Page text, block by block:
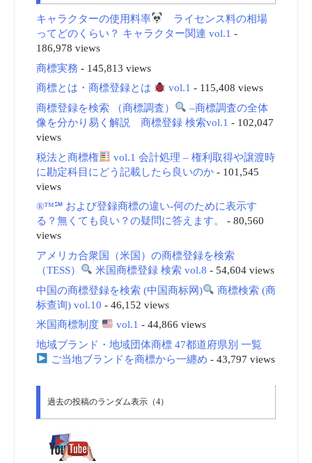
キャラクターの使用料率
ライセンス料の相場
ってどのくらい？ キャラクター関連 vol.1 -
186,978 views
商標実務 - 145,813 views
商標とは・商標登録とは
vol.1 - 115,408 views
商標登録を検索 （商標調査）
–商標調査の全体
像を分かり易く解説 商標登録 検索vol.1 - 102,047
views
税法と商標権
vol.1 会計処理 – 権利取得や譲渡時
に勘定科目にどう記載したら良いのか- 101,545
views
®™℠ および登録商標の違い-何のために表示す
る？無くても良い？の疑問に答えます。
- 80,560
views
アメリカ合衆国（米国）の商標登録を検索
（TESS）
米国商標登録 検索 vol.8 - 54,604 views
中国の商標登録を検索 (中国商标网)
商標検索 (商
标查询) vol.10 - 46,152 views
米国商標制度
vol.1 - 44,866 views
地域ブランド・地域団体商標 47都道府県別 一覧
ご当地ブランドを商標から一纏め - 43,797 views
過去の投稿のランダム表示（4）